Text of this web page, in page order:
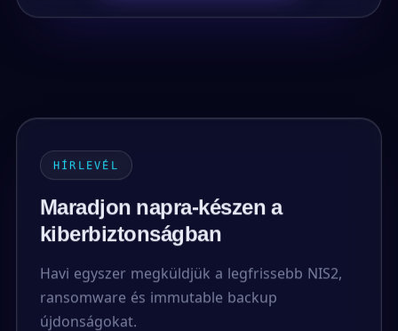
HÍRLEVÉL
Maradjon napra-készen a
kiberbiztonságban
Havi egyszer megküldjük a legfrissebb NIS2,
ransomware és immutable backup
újdonságokat.